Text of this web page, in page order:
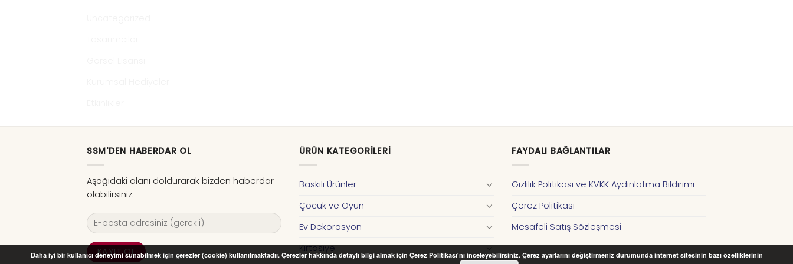
SSM'DEN HABERDAR OL
Aşağıdaki alanı doldurarak bizden haberdar
olabilirsiniz.
ÜRÜN KATEGORILERI
Baskılı Ürünler
Çocuk ve Oyun
Ev Dekorasyon
Kırtasiye
FAYDALI BAĞLANTILAR
Gizlilik Politikası ve KVKK Aydınlatma Bildirimi
Çerez Politikası
Mesafeli Satış Sözleşmesi
Daha iyi bir kullanıcı deneyimi sunabilmek için çerezler (cookie) kullanılmaktadır. Çerezler hakkında detaylı bilgi almak için Çerez Politikası'nı inceleyebilirsiniz. Çerez ayarlarını değiştirmeniz durumunda internet sitesinin bazı özelliklerinin